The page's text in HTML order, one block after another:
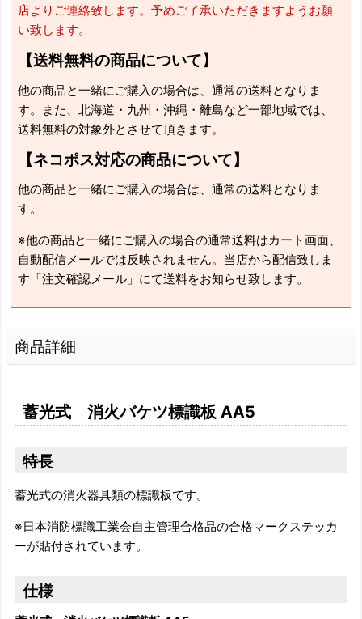
店よりご連絡致します。予めご了承いただきますようお願
い致します。
【送料無料の商品について】
他の商品と一緒にご購入の場合は、通常の送料となりま
す。また、北海道・九州・沖縄・離島など一部地域では、
送料無料の対象外とさせて頂きます。
【ネコポス対応の商品について】
他の商品と一緒にご購入の場合は、通常の送料となりま
す。
※他の商品と一緒にご購入の場合の通常送料はカート画面、
自動配信メールでは反映されません。当店から配信致しま
す「注文確認メール」にて送料をお知らせ致します。
商品詳細
蓄光式 消火バケツ標識板 AA5
特長
蓄光式の消火器具類の標識板です。
※日本消防標識工業会自主管理合格品の合格マークステッカ
ーが貼付されています。
仕様